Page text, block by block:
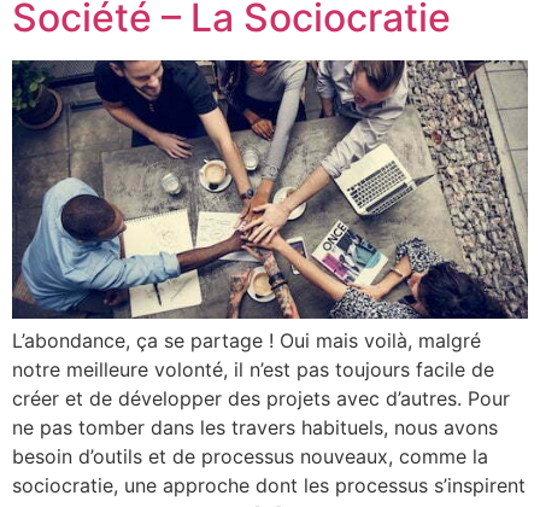
Société – La Sociocratie
L’abondance, ça se partage ! Oui mais voilà, malgré
notre meilleure volonté, il n’est pas toujours facile de
créer et de développer des projets avec d’autres. Pour
ne pas tomber dans les travers habituels, nous avons
besoin d’outils et de processus nouveaux, comme la
sociocratie, une approche dont les processus s’inspirent